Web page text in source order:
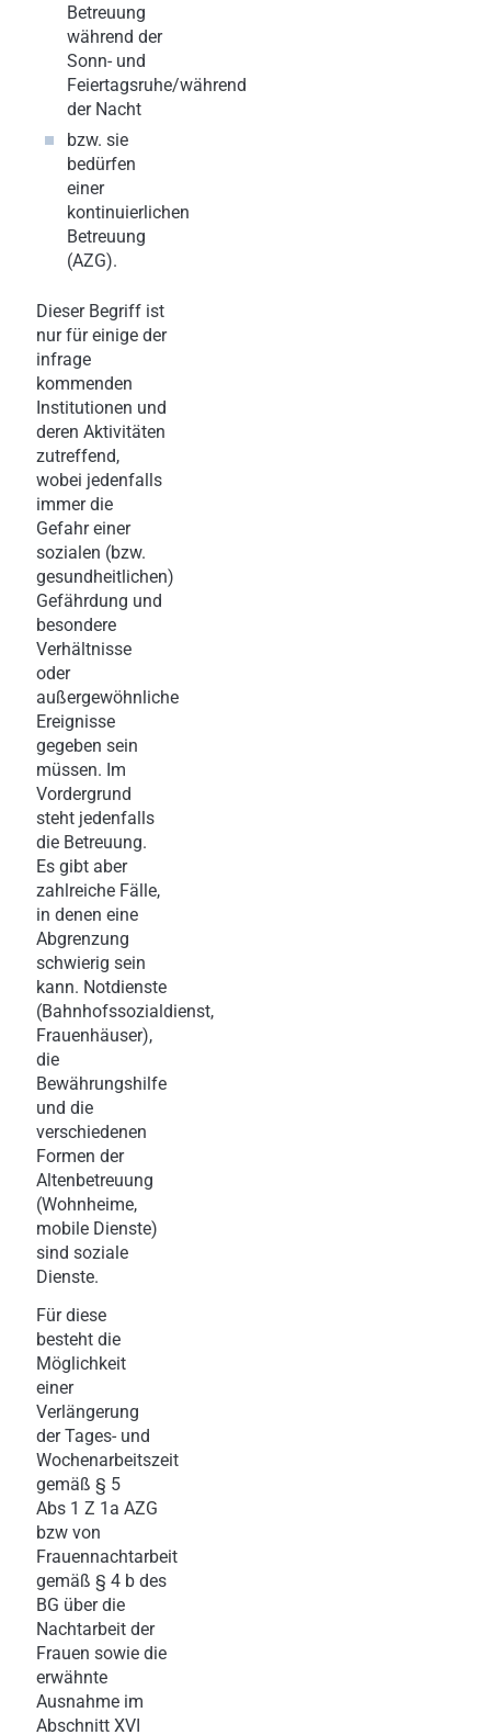
Betreuung
während der
Sonn- und
Feiertagsruhe/während
der Nacht
bzw. sie
bedürfen
einer
kontinuierlichen
Betreuung
(AZG).
Dieser Begriff ist
nur für einige der
infrage
kommenden
Institutionen und
deren Aktivitäten
zutreffend,
wobei jedenfalls
immer die
Gefahr einer
sozialen (bzw.
gesundheitlichen)
Gefährdung und
besondere
Verhältnisse
oder
außergewöhnliche
Ereignisse
gegeben sein
müssen. Im
Vordergrund
steht jedenfalls
die Betreuung.
Es gibt aber
zahlreiche Fälle,
in denen eine
Abgrenzung
schwierig sein
kann. Notdienste
(Bahnhofssozialdienst,
Frauenhäuser),
die
Bewährungshilfe
und die
verschiedenen
Formen der
Altenbetreuung
(Wohnheime,
mobile Dienste)
sind soziale
Dienste.
Für diese
besteht die
Möglichkeit
einer
Verlängerung
der Tages- und
Wochenarbeitszeit
gemäß § 5
Abs 1 Z 1a AZG
bzw von
Frauennachtarbeit
gemäß § 4 b des
BG über die
Nachtarbeit der
Frauen sowie die
erwähnte
Ausnahme im
Abschnitt XVI